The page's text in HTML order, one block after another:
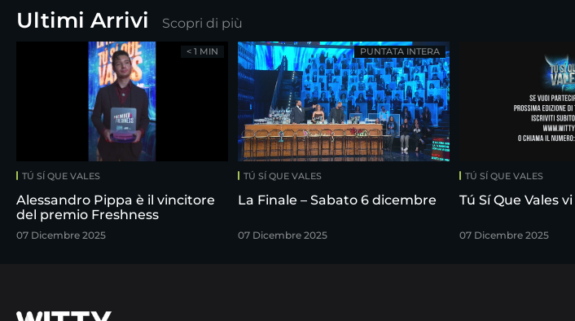
Ultimi Arrivi Scopri di più
TÚ SÍ QUE VALES
Alessandro Pippa è il vincitore
del premio Freshness
07 Dicembre 2025
< 1 MIN
TÚ SÍ QUE VALES
La Finale – Sabato 6 dicembre
07 Dicembre 2025
PUNTATA INTERA
TÚ SÍ QUE VALES
Tú Sí Que Vales
07 Dicembre 2025